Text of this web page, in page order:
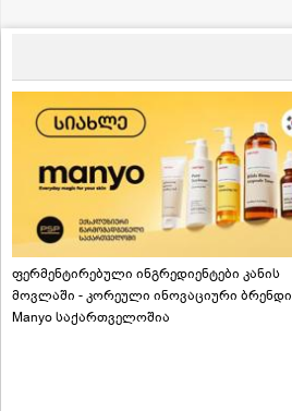
ფერმენტირებული ინგრედიენტები კანის
მოვლაში - კორეული ინოვაციური ბრენდი
Manyo საქართველოშია